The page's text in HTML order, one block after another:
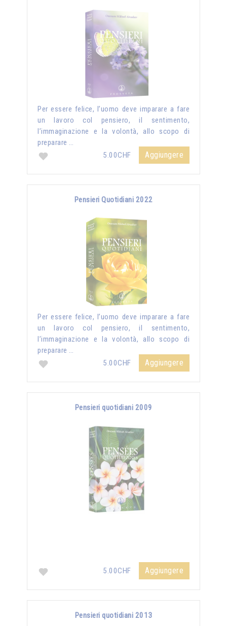
Per essere felice, l’uomo deve imparare a fare
un lavoro col pensiero, il sentimento,
l’immaginazione e la volontà, allo scopo di
preparare …
5.00CHF
Aggiungere
Pensieri Quotidiani 2022
Per essere felice, l’uomo deve imparare a fare
un lavoro col pensiero, il sentimento,
l’immaginazione e la volontà, allo scopo di
preparare …
5.00CHF
Aggiungere
Pensieri quotidiani 2009
5.00CHF Aggiungere
Pensieri quotidiani 2013